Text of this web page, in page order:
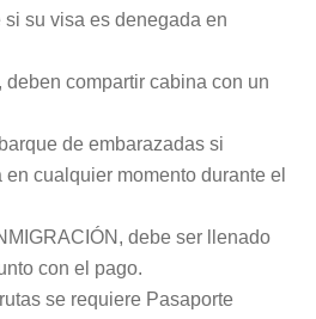
su visa es denegada en
deben compartir cabina con un
de embarazadas si
cualquier momento durante el
debe ser llenado
con el pago.
se requiere Pasaporte